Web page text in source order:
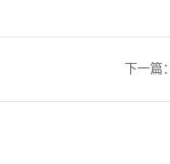
下一篇：